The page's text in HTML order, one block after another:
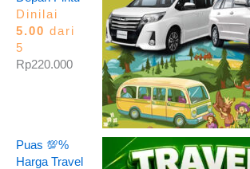
Dinilai
5.00 dari
5
Rp220.000
Puas 💯%
Harga Travel